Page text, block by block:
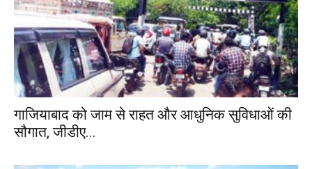
गाजियाबाद को जाम से राहत और आधुनिक सुविधाओं की
सौगात, जीडीए...